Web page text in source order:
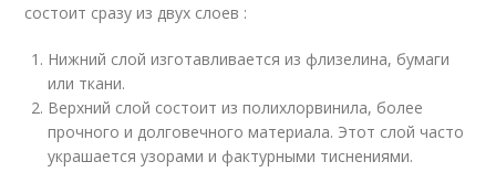
состоит сразу из двух слоев :
Нижний слой изготавливается из флизелина, бумаги
или ткани.
Верхний слой состоит из полихлорвинила, более
прочного и долговечного материала. Этот слой часто
украшается узорами и фактурными тиснениями.